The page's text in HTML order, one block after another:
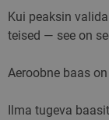
Kui peaksin
teised — see on
Aeroobne baas
Ilma tugeva